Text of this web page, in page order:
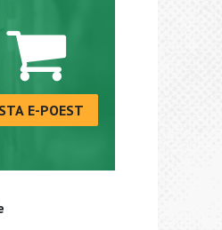
E-POEST